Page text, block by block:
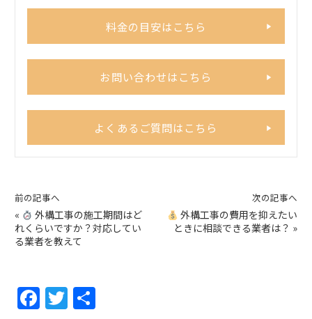
料金の目安はこちら
お問い合わせはこちら
よくあるご質問はこちら
前の記事へ
«
外構工事の施工期間はど
れくらいですか？対応してい
る業者を教えて
次の記事へ
外構工事の費用を抑えたい
ときに相談できる業者は？ »
F T